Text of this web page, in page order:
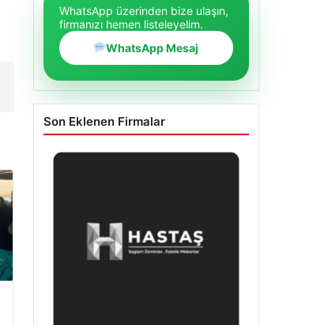
WhatsApp üzerinden bize ulaşın,
firmanızı hemen listeleyelim.
WhatsApp Mesaj
Son Eklenen Firmalar